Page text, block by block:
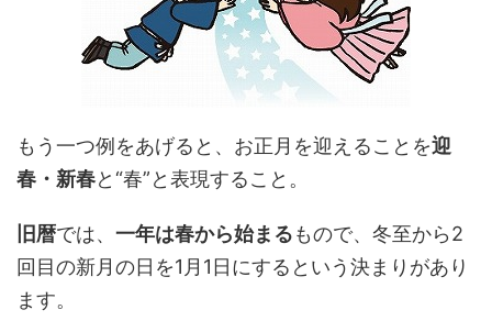
もう一つ例をあげると、お正月を迎えることを迎
春・新春と“春”と表現すること。
旧暦では、 一年は春から始まるもので、冬至から2
回目の新月の日を1月1日にするという決まりがあり
ます。